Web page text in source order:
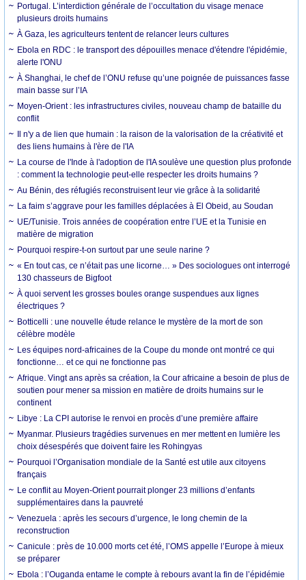
Portugal. L’interdiction générale de l’occultation du visage menace
plusieurs droits humains
À Gaza, les agriculteurs tentent de relancer leurs cultures
Ebola en RDC : le transport des dépouilles menace d'étendre l'épidémie,
alerte l'ONU
À Shanghai, le chef de l’ONU refuse qu’une poignée de puissances fasse
main basse sur l’IA
Moyen-Orient : les infrastructures civiles, nouveau champ de bataille du
conflit
Il n'y a de lien que humain : la raison de la valorisation de la créativité et
des liens humains à l'ère de l'IA
La course de l'Inde à l'adoption de l'IA soulève une question plus profonde
: comment la technologie peut-elle respecter les droits humains ?
Au Bénin, des réfugiés reconstruisent leur vie grâce à la solidarité
La faim s’aggrave pour les familles déplacées à El Obeid, au Soudan
UE/Tunisie. Trois années de coopération entre l’UE et la Tunisie en
matière de migration
Pourquoi respire-t-on surtout par une seule narine ?
« En tout cas, ce n’était pas une licorne… » Des sociologues ont interrogé
130 chasseurs de Bigfoot
À quoi servent les grosses boules orange suspendues aux lignes
électriques ?
Botticelli : une nouvelle étude relance le mystère de la mort de son
célèbre modèle
Les équipes nord-africaines de la Coupe du monde ont montré ce qui
fonctionne… et ce qui ne fonctionne pas
Afrique. Vingt ans après sa création, la Cour africaine a besoin de plus de
soutien pour mener sa mission en matière de droits humains sur le
continent
Libye : La CPI autorise le renvoi en procès d’une première affaire
Myanmar. Plusieurs tragédies survenues en mer mettent en lumière les
choix désespérés que doivent faire les Rohingyas
Pourquoi l’Organisation mondiale de la Santé est utile aux citoyens
français
Le conflit au Moyen-Orient pourrait plonger 23 millions d’enfants
supplémentaires dans la pauvreté
Venezuela : après les secours d’urgence, le long chemin de la
reconstruction
Canicule : près de 10.000 morts cet été, l’OMS appelle l’Europe à mieux
se préparer
Ebola : l’Ouganda entame le compte à rebours avant la fin de l’épidémie